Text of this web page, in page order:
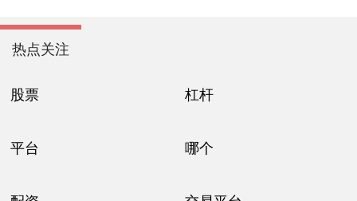
热点关注
股票 杠杆
平台 哪个